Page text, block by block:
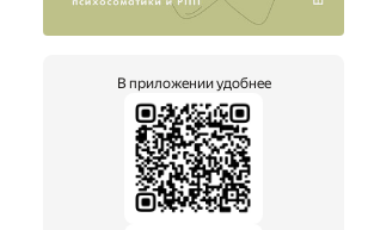
В приложении удобнее